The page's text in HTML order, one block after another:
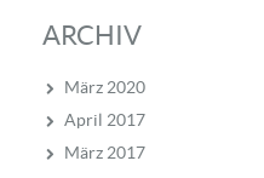
ARCHIV
März 2020
April 2017
März 2017